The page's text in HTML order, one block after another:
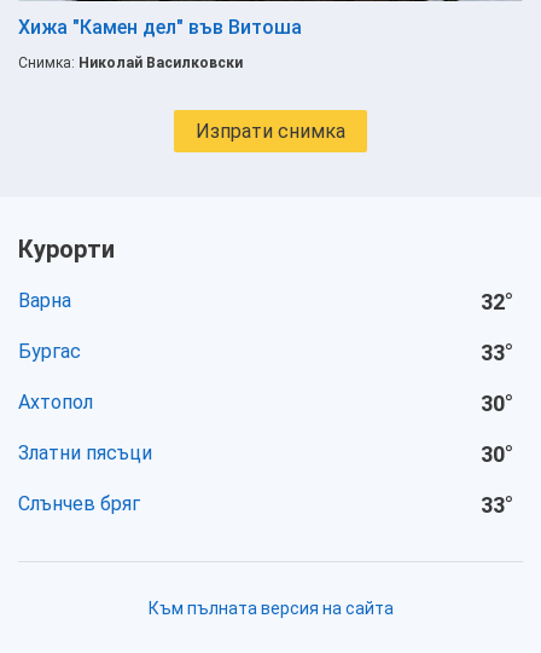
Хижа "Камен дел" във Витоша
Снимка: Николай Василковски
Изпрати снимка
Курорти
Варна 32°
Бургас 33°
Ахтопол 30°
Златни пясъци 30°
Слънчев бряг 33°
Към пълната версия на сайта